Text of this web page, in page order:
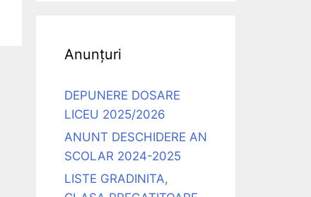
Anunțuri
DEPUNERE DOSARE
LICEU 2025/2026
ANUNT DESCHIDERE AN
SCOLAR 2024-2025
LISTE GRADINITA,